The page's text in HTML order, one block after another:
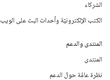
الشركاء
الكتب الإلكترونيّة وأحداث البث على الويب
المنتدى والدعم
المنتدى
نظرة عامّة حول الدعم